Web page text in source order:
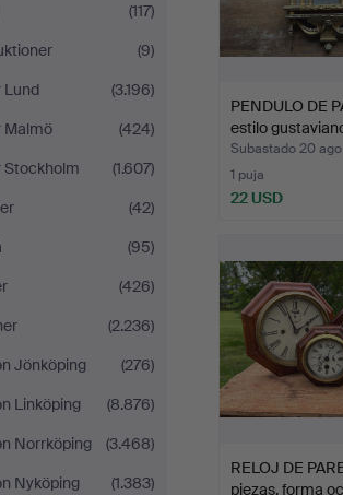
(117)
(9)
Lund
(3.196)
Malmö
(424)
Stockholm
(1.607)
(42)
(95)
(426)
(2.236)
Jönköping
(276)
Linköping
(8.876)
Norrköping
(3.468)
Nyköping
(1.383)
PENDULO DE
estilo
Subastado 20
1 puja
22 USD
RELOJ DE
piezas, forma